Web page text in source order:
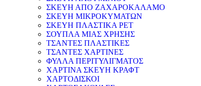
ΣΚΕΥΗ ΑΠΟ ΖΑΧΑΡΟΚΑΛΑΜΟ
ΣΚΕΥΗ ΜΙΚΡΟΚΥΜΑΤΩΝ
ΣΚΕΥΗ ΠΛΑΣΤΙΚΑ PET
ΣΟΥΠΛΑ ΜΙΑΣ ΧΡΗΣΗΣ
ΤΣΑΝΤΕΣ ΠΛΑΣΤΙΚΕΣ
ΤΣΑΝΤΕΣ ΧΑΡΤΙΝΕΣ
ΦΥΛΛΑ ΠΕΡΙΤΥΛΙΓΜΑΤΟΣ
ΧΑΡΤΙΝΑ ΣΚΕΥΗ ΚΡΑΦΤ
ΧΑΡΤΟΔΙΣΚΟΙ